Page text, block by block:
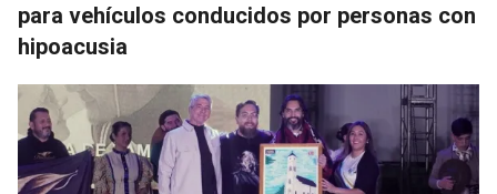
para vehículos conducidos por personas con
hipoacusia